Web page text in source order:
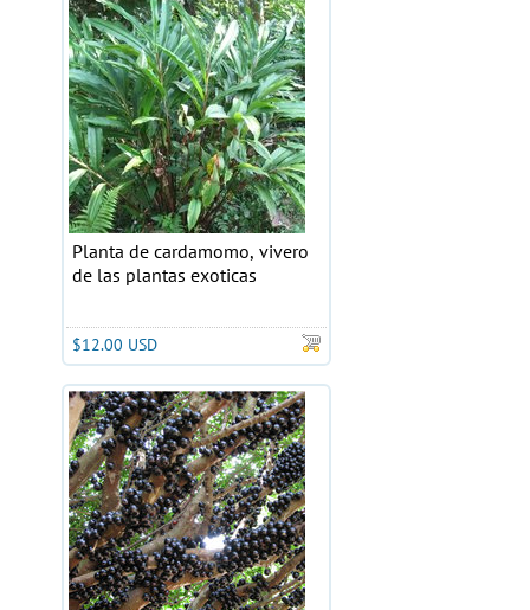
Planta de cardamomo, vivero
de las plantas exoticas
$12.00 USD